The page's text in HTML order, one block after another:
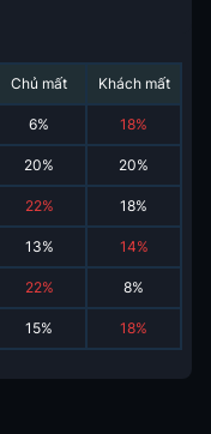
Chủ mất Khách mất
6% 18%
20% 20%
22% 18%
13% 14%
22% 8%
15% 18%